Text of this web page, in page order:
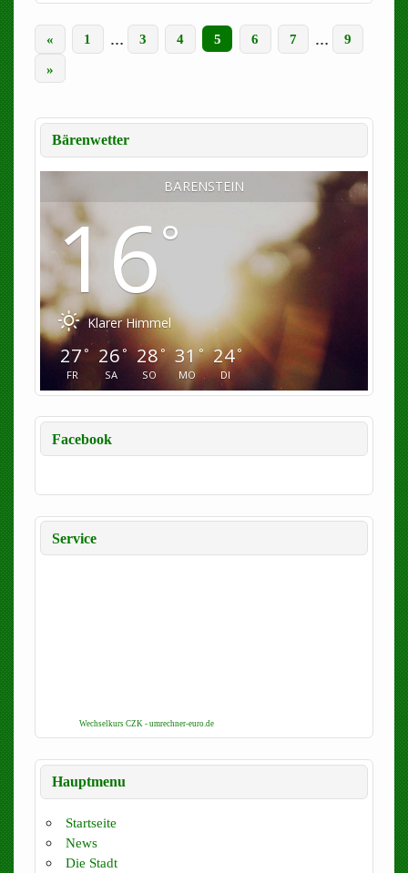
« 1 3 4 5 6 7
9
»
Bärenwetter
BÄRENSTEIN
16°
Klarer Himmel
27 °
FR
26 °
SA
28°
SO
31°
MO
24°
DI
Facebook
Service
Wechselkurs CZK - umrechner-euro.de
Hauptmenu
Startseite
News
Die Stadt